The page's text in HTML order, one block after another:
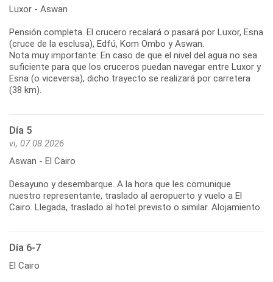
Luxor - Aswan
Pensión completa. El crucero recalará o pasará por Luxor, Esna
(cruce de la esclusa), Edfú, Kom Ombo y Aswan.
Nota muy importante: En caso de que el nivel del agua no sea
suficiente para que los cruceros puedan navegar entre Luxor y
Esna (o viceversa), dicho trayecto se realizará por carretera
(38 km).
Día 5
vi, 07.08.2026
Aswan - El Cairo
Desayuno y desembarque. A la hora que les comunique
nuestro representante, traslado al aeropuerto y vuelo a El
Cairo. Llegada, traslado al hotel previsto o similar. Alojamiento.
Día 6-7
El Cairo